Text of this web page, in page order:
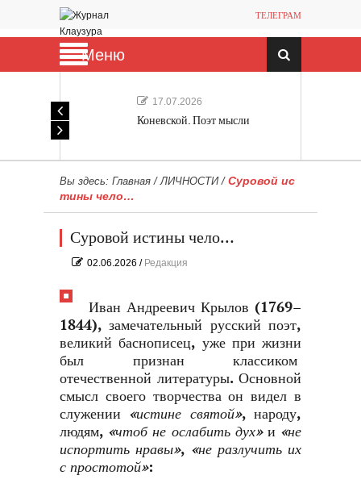
ТЕЛЕГРАМ
Меню
17.07.2026
Коневской. Поэт мысли
Вы здесь: Главная /ЛИЧНОСТИ/ Суровой ис
тины чело…
Суровой истины чело…
02.06.2026 / Редакция
Иван Андреевич Крылов (1769–
1844), замечательный русский поэт,
великий баснописец, уже при жизни
был признан классиком
отечественной литературы. Основной
смысл своего творчества он видел в
служении «истине святой», народу,
людям, «чтоб не ослабить дух»и «не
испортить нравы», «не разлучить их
с простотой»: